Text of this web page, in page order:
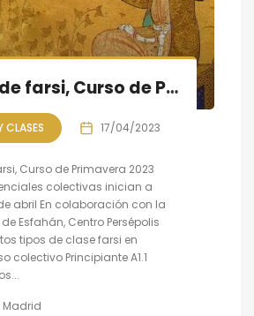
Clases de farsi, Curso de Primavera 2023 empieza a partir del 17 de abril
CLASES 17/04/2023
Curso de Primavera 2023
colectivas inician a
abril En colaboración con la
Esfahán, Centro Persépolis
tipos de clase farsi en
colectivo Principiante A1.1
Madrid